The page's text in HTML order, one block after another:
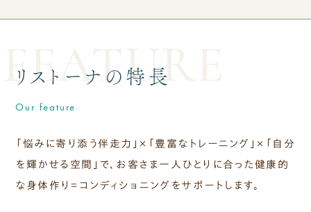
FEATURE
リストーナの特長
Our feature
「悩みに寄り添う伴走力」×「豊富なトレーニング」×「自分
を輝かせる空間」で、 お客さま⼀⼈ひとりに合った健康的
な身体作り＝コンディショニングをサポートします。